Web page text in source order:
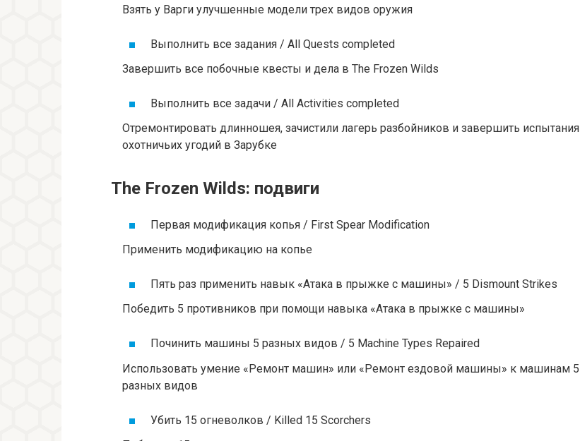
Взять у Варги улучшенные модели трех видов оружия
Выполнить все задания / All Quests completed
Завершить все побочные квесты и дела в The Frozen Wilds
Выполнить все задачи / All Activities completed
Отремонтировать длинношея, зачистили лагерь разбойников и завершить испытания
охотничьих угодий в Зарубке
The Frozen Wilds: подвиги
Первая модификация копья / First Spear Modification
Применить модификацию на копье
Пять раз применить навык «Атака в прыжке с машины» / 5 Dismount Strikes
Победить 5 противников при помощи навыка «Атака в прыжке с машины»
Починить машины 5 разных видов / 5 Machine Types Repaired
Использовать умение «Ремонт машин» или «Ремонт ездовой машины» к машинам 5
разных видов
Убить 15 огневолков / Killed 15 Scorchers